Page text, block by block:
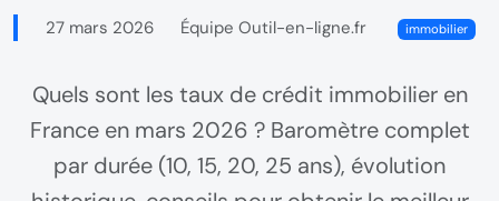
27 mars 2026 Équipe Outil-en-ligne.fr immobilier
Quels sont les taux de crédit immobilier en
France en mars 2026 ? Baromètre complet
par durée (10, 15, 20, 25 ans), évolution